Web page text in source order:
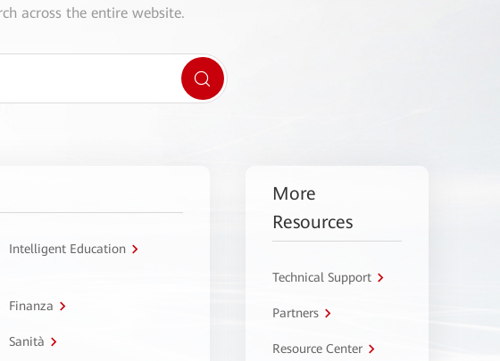
across the entire website.
Intelligent Education
Finanza
Sanità
More
Resources
Technical Support
Partners
Resource Center